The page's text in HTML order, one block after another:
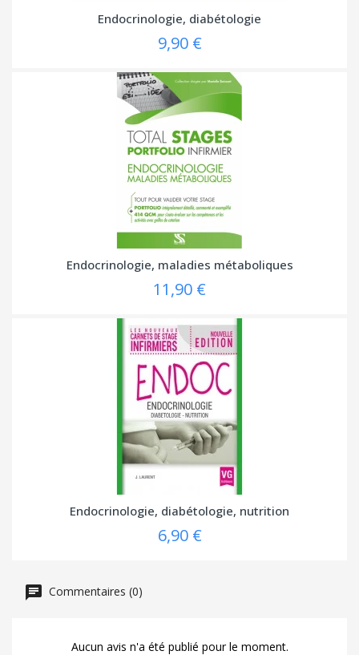
Endocrinologie, diabétologie
9,90 €
Endocrinologie, maladies métaboliques
11,90 €
Endocrinologie, diabétologie, nutrition
6,90 €
Commentaires (0)
Aucun avis n'a été publié pour le moment.